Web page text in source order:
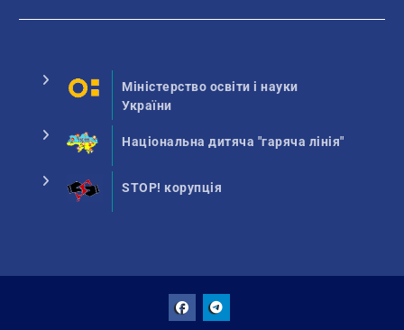
Міністерство освіти і науки
України
Національна дитяча "гаряча лінія"
STOP! корупція